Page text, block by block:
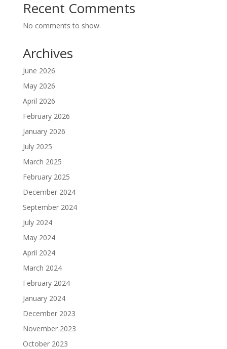
Recent Comments
No comments to show.
Archives
June 2026
May 2026
April 2026
February 2026
January 2026
July 2025
March 2025
February 2025
December 2024
September 2024
July 2024
May 2024
April 2024
March 2024
February 2024
January 2024
December 2023
November 2023
October 2023